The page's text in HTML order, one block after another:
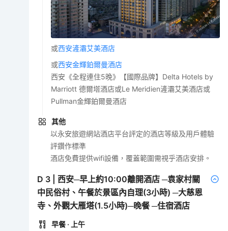
或西安滻灞艾美酒店
或西安金輝鉑爾曼酒店
西安《全程連住5晚》【國際品牌】Delta Hotels by
Marriott 德爾塔酒店或Le Meridien滻灞艾美酒店或
Pullman金輝鉑爾曼酒店
其他
以永安旅遊網站酒店平台評定的酒店等級及用戶體驗
評鑽作標準
酒店免費提供wifi設備，覆蓋範圍需視乎酒店安排。
D 3
西安─早上約10:00離開酒店 ─袁家村關
中民俗村、午餐於景區內自理(3小時) ─大慈恩
寺、外觀大雁塔(1.5小時)─晚餐 ─住宿酒店
早餐 · 上午